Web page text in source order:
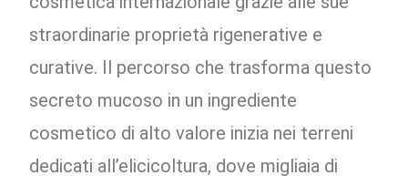
straordinarie proprietà rigenerative e
curative. Il percorso che trasforma questo
secreto mucoso in un ingrediente
cosmetico di alto valore inizia nei terreni
dedicati all’elicicoltura, dove migliaia di